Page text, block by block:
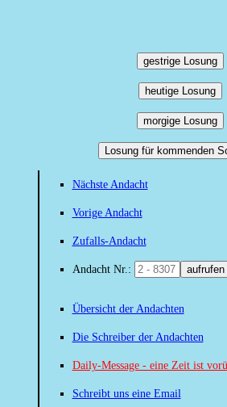
gestrige Losung
heutige Losung
morgige Losung
Losung für kommenden
Nächste Andacht
Vorige Andacht
Zufalls-Andacht
Andacht Nr.: aufrufen
Übersicht der Andachten
Die Schreiber der Andachten
Daily-Message - eine Zeit ist
Schreibt uns eine Email